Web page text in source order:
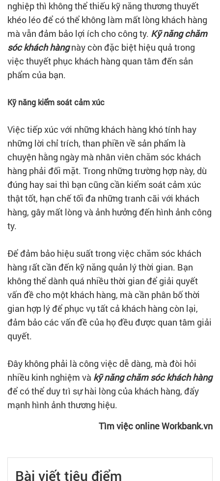
nghiệp thì không thể thiếu kỹ năng thương thuyết
khéo léo để có thể không làm mất lòng khách hàng
mà vẫn đảm bảo lợi ích cho công ty. Kỹ năng chăm
sóc khách hàngnày còn đặc biệt hiệu quả trong
việc thuyết phục khách hàng quan tâm đến sản
phẩm của bạn.
Kỹ năng kiểm soát cảm xúc
Việc tiếp xúc với những khách hàng khó tính hay
những lời chỉ trích, than phiền về sản phẩm là
chuyện hằng ngày mà nhân viên chăm sóc khách
hàng phải đối mặt. Trong những trường hợp này, dù
đúng hay sai thì bạn cũng cần kiểm soát cảm xúc
thật tốt, hạn chế tối đa những tranh cãi với khách
hàng, gây mất lòng và ảnh hưởng đến hình ảnh công
ty.
Để đảm bảo hiệu suất trong việc chăm sóc khách
hàng rất cần đến kỹ năng quản lý thời gian. Bạn
không thể dành quá nhiều thời gian để giải quyết
vấn đề cho một khách hàng, mà cần phân bố thời
gian hợp lý để phục vụ tất cả khách hàng còn lại,
đảm bảo các vấn đề của họ đều được quan tâm giải
quyết.
Đây không phải là công việc dễ dàng, mà đòi hỏi
nhiều kinh nghiệm và kỹ năng chăm sóc khách hàng
để có thể duy trì sự hài lòng của khách hàng, đẩy
mạnh hình ảnh thương hiệu.
Tìm việc online Workbank.vn
Bài viết tiêu điểm